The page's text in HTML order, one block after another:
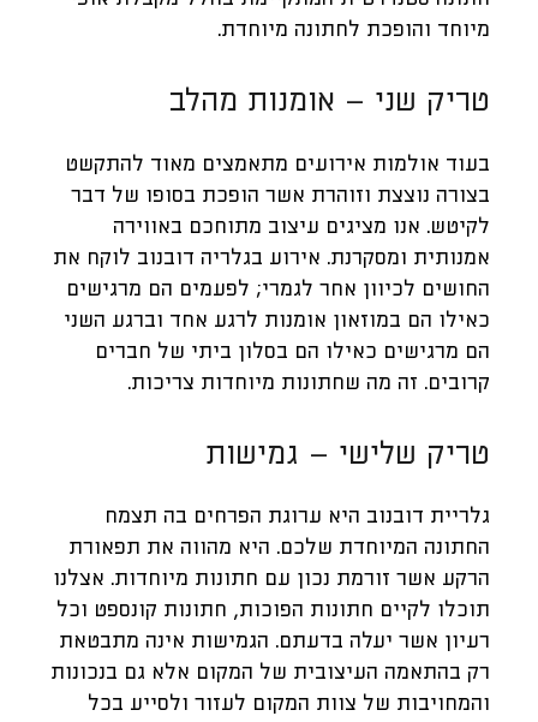
מיוחד והופכת לחתונה מיוחדת.
טריק שני – אומנות מהלב
בעוד אולמות אירועים מתאמצים מאוד להתקשט
בצורה נוצצת וזוהרת אשר הופכת בסופו של דבר
לקיטש. אנו מציגים עיצוב מתוחכם באווירה
אמנותית ומסקרנת. אירוע בגלריה דובנוב לוקח את
החושים לכיוון אחר לגמרי; לפעמים הם מרגישים
כאילו הם במוזאון אומנות לרגע אחד וברגע השני
הם מרגישים כאילו הם בסלון ביתי של חברים
קרובים. זה מה שחתונות מיוחדות צריכות.
טריק שלישי – גמישות
גלריית דובנוב היא ערוגת הפרחים בה תצמח
החתונה המיוחדת שלכם. היא מהווה את תפאורת
הרקע אשר זורמת נכון עם חתונות מיוחדות. אצלנו
תוכלו לקיים חתונות הפוכות, חתונות קונספט וכל
רעיון אשר יעלה בדעתם. הגמישות אינה מתבטאת
רק בהתאמה העיצובית של המקום אלא גם בנכונות
והמחויבות של צוות המקום לעזור ולסייע בכל